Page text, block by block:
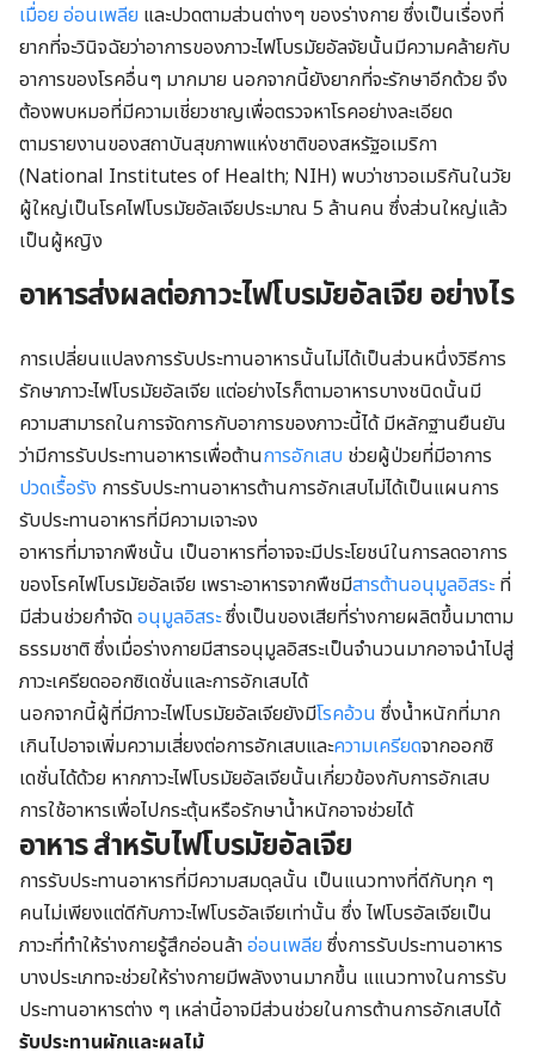
เมื่อย อ่อนเพลีย และปวดตามส่วนต่างๆ ของร่างกาย ซึ่งเป็นเรื่องที่
ยากที่จะวินิจฉัยว่าอาการของภาวะไฟโบรมัยอัลจัยนั้นมีความคล้ายกับ
อาการของโรคอื่นๆ มากมาย นอกจากนี้ยังยากที่จะรักษาอีกด้วย จึง
ต้องพบหมอที่มีความเชี่ยวชาญเพื่อตรวจหาโรคอย่างละเอียด
ตามรายงานของสถาบันสุขภาพแห่งชาติของสหรัฐอเมริกา
(National Institutes of Health; NIH) พบว่าชาวอเมริกันในวัย
ผู้ใหญ่เป็นโรคไฟโบรมัยอัลเจียประมาณ 5 ล้านคน ซึ่งส่วนใหญ่แล้ว
เป็นผู้หญิง
อาหารส่งผลต่อภาวะไฟโบรมัยอัลเจีย อย่างไร
การเปลี่ยนแปลงการรับประทานอาหารนั้นไม่ได้เป็นส่วนหนึ่งวิธีการ
รักษาภาวะไฟโบรมัยอัลเจีย แต่อย่างไรก็ตามอาหารบางชนิดนั้นมี
ความสามารถในการจัดการกับอาการของภาวะนี้ได้ มีหลักฐานยืนยัน
ว่ามีการรับประทานอาหารเพื่อต้านการอักเสบ ช่วยผู้ป่วยที่มีอาการ
ปวดเรื้อรัง การรับประทานอาหารต้านการอักเสบไม่ได้เป็นแผนการ
รับประทานอาหารที่มีความเจาะจง
อาหารที่มาจากพืชนั้น เป็นอาหารที่อาจจะมีประโยชน์ในการลดอาการ
ของโรคไฟโบรมัยอัลเจีย เพราะอาหารจากพืชมีสารต้านอนุมูลอิสระที่
มีส่วนช่วยกำจัดอนุมูลอิสระซึ่งเป็นของเสียที่ร่างกายผลิตขึ้นมาตาม
ธรรมชาติ ซึ่งเมื่อร่างกายมีสารอนุมูลอิสระเป็นจำนวนมากอาจนำไปสู่
ภาวะเครียดออกซิเดชั่นและการอักเสบได้
นอกจากนี้ผู้ที่มีภาวะไฟโบรมัยอัลเจียยังมีโรคอ้วน ซึ่งน้ำหนักที่มาก
เกินไปอาจเพิ่มความเสี่ยงต่อการอักเสบและความเครียดจากออกซิ
เดชั่นได้ด้วย หากภาวะไฟโบรมัยอัลเจียนั้นเกี่ยวข้องกับการอักเสบ
การใช้อาหารเพื่อไปกระตุ้นหรือรักษาน้ำหนักอาจช่วยได้
อาหาร สำหรับไฟโบรมัยอัลเจีย
การรับประทานอาหารที่มีความสมดุลนั้น เป็นแนวทางที่ดีกับทุก ๆ
คนไม่เพียงแต่ดีกับภาวะไฟโบรอัลเจียเท่านั้น ซึ่ง ไฟโบรอัลเจียเป็น
ภาวะที่ทำให้ร่างกายรู้สึกอ่อนล้าอ่อนเพลีย ซึ่งการรับประทานอาหาร
บางประเภทจะช่วยให้ร่างกายมีพลังงานมากขึ้น แแนวทางในการรับ
ประทานอาหารต่าง ๆ เหล่านี้อาจมีส่วนช่วยในการต้านการอักเสบได้
รับประทานผักและผลไม้